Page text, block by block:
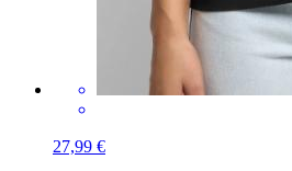
27,99 €